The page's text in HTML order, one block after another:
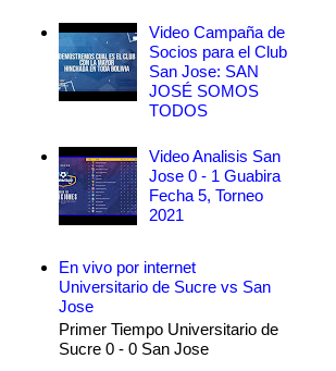
Video Campaña de
Socios para el Club
San Jose: SAN
JOSÉ SOMOS
TODOS
Video Analisis San
Jose 0 - 1 Guabira
Fecha 5, Torneo
2021
En vivo por internet
Universitario de Sucre vs San
Jose
Primer Tiempo Universitario de
Sucre 0 - 0 San Jose